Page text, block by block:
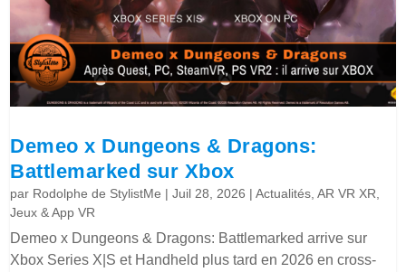
Demeo x Dungeons & Dragons:
Battlemarked sur Xbox
par Rodolphe de StylistMe |Juil 28, 2026 |Actualités ,AR VR XR
Jeux & App VR
Demeo x Dungeons & Dragons: Battlemarked arrive sur
Xbox Series X|S et Handheld plus tard en 2026 en cross-